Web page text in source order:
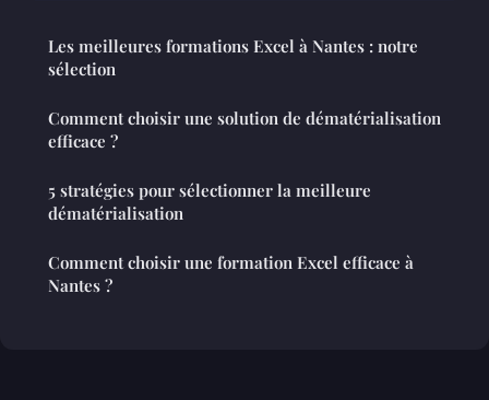
Les meilleures formations Excel à Nantes : notre
sélection
Comment choisir une solution de dématérialisation
efficace ?
5 stratégies pour sélectionner la meilleure
dématérialisation
Comment choisir une formation Excel efficace à
Nantes ?